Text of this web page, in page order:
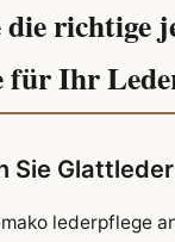
die richtige
für Ihr
Sie Glattleder
lederpflege